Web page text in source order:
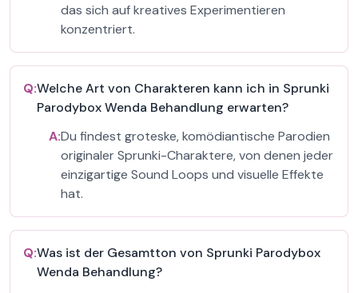
das sich auf kreatives Experimentieren
konzentriert.
Q:Welche Art von Charakteren kann ich in Sprunki
Parodybox Wenda Behandlung erwarten?
A:Du findest groteske, komödiantische Parodien
originaler Sprunki-Charaktere, von denen jeder
einzigartige Sound Loops und visuelle Effekte
hat.
Q:Was ist der Gesamtton von Sprunki Parodybox
Wenda Behandlung?